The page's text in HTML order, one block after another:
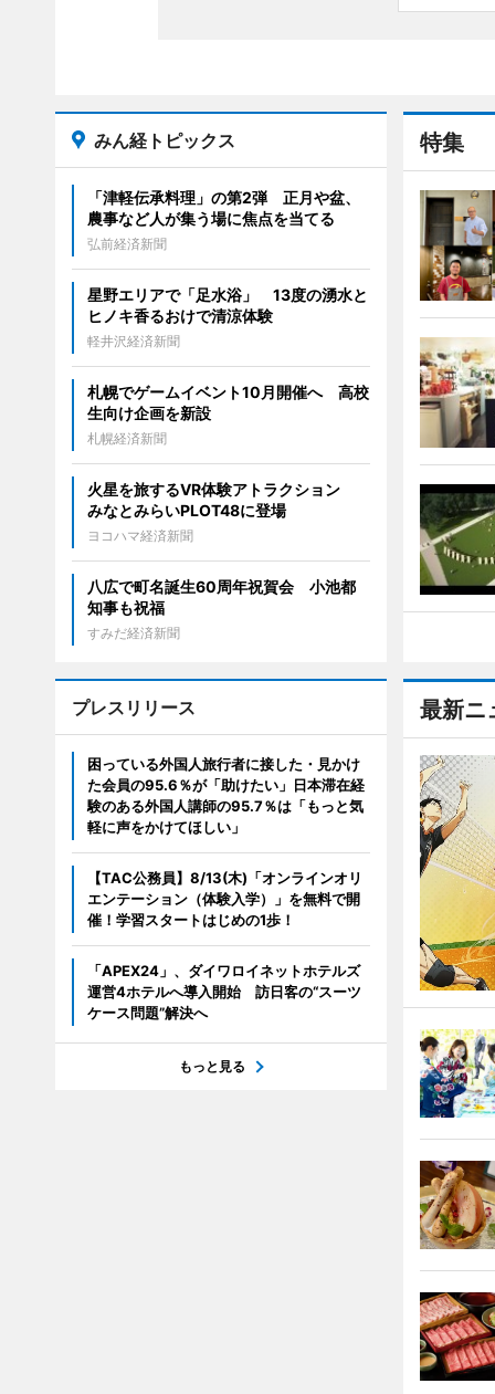
特集
最新ニ
みん経トピックス
「津軽伝承料理」の第2弾 正月や盆、
農事など人が集う場に焦点を当てる
弘前経済新聞
星野エリアで「足水浴」 13度の湧水と
ヒノキ香るおけで清涼体験
軽井沢経済新聞
札幌でゲームイベント10月開催へ 高校
生向け企画を新設
札幌経済新聞
火星を旅するVR体験アトラクション
みなとみらいPLOT48に登場
ヨコハマ経済新聞
八広で町名誕生60周年祝賀会 小池都
知事も祝福
すみだ経済新聞
プレスリリース
困っている外国人旅行者に接した・見かけ
た会員の95.6％が「助けたい」日本滞在経
験のある外国人講師の95.7％は「もっと気
軽に声をかけてほしい」
【TAC公務員】8/13(木)「オンラインオリ
エンテーション（体験入学）」を無料で開
催！学習スタートはじめの1歩！
「APEX24」、ダイワロイネットホテルズ
運営4ホテルへ導入開始 訪日客の“スーツ
ケース問題”解決へ
もっと見る